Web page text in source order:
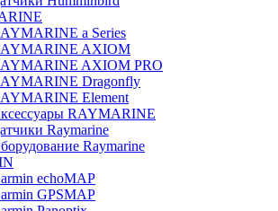
a Series
AXIOM
AXIOM PRO
Dragonfly
Element
RAYMARINE
Raymarine
Raymarine
echoMAP
GPSMAP